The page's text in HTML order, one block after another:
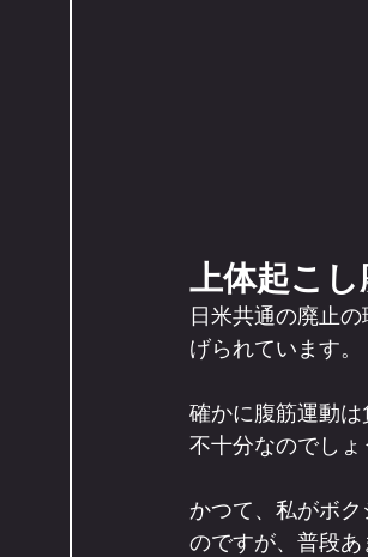
上体起こ
日米共通の廃止
げられています。
確かに腹筋運動
不十分なのでしょ
かつて、私がボ
のですが、普段